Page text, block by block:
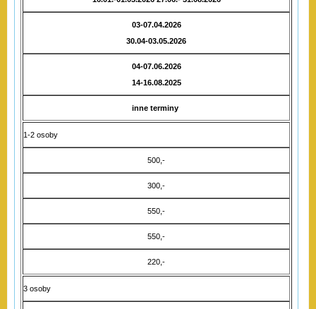
03-07.04.2026
30.04-03.05.2026
04-07.06.2026
14-16.08.2025
inne terminy
1-2 osoby
500,-
300,-
550,-
550,-
220,-
3 osoby